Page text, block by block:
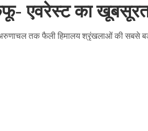
एवरेस्ट का खूबसूरत
तक फैली हिमालय श्रृंखलाओं की सबसे